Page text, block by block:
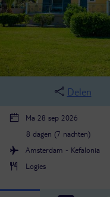
Delen
Ma 28 sep 2026
8 dagen (7 nachten)
Amsterdam - Kefalonia
Logies